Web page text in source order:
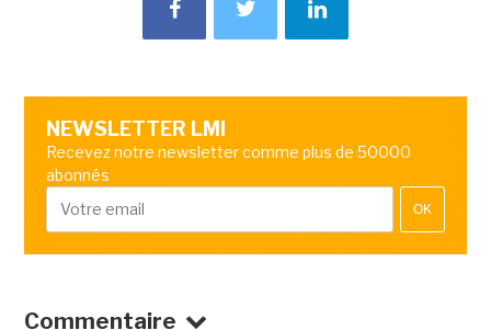
NEWSLETTER LMI
Recevez notre newsletter comme plus de 50000
abonnés
OK
Commentaire